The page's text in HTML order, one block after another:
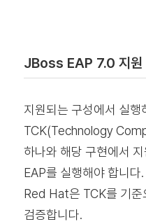
JBoss EAP 7.0 지원
지원되는 구성에서 실행
TCK(Technology
하나와 해당 구현에서
EAP를 실행해야 합니다.
Red Hat은 TCK를 기준
검증합니다.